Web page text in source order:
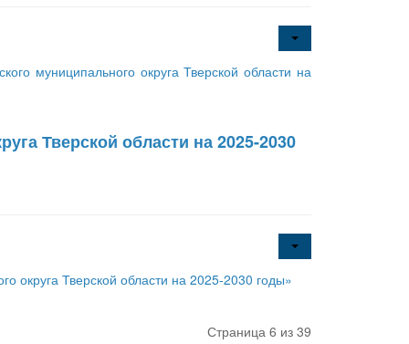
муниципального округа Тверской области на
Тверской области на 2025-2030
округа Тверской области на 2025-2030 годы»
Страница 6 из 39